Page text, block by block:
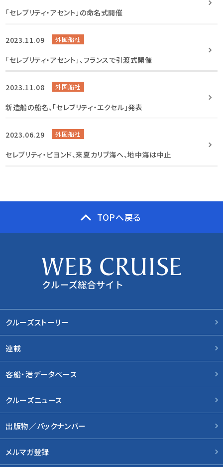
「セレブリティ・アセント」の命名式開催
2023.11.09 外国船社
「セレブリティ・アセント」、フランスで引渡式開催
2023.11.08 外国船社
新造船の船名、「セレブリティ・エクセル」発表
2023.06.29 外国船社
セレブリティ・ビヨンド、来夏カリブ海へ、地中海は中止
TOPへ戻る
クルーズストーリー
連載
客船・港データベース
クルーズニュース
出版物／バックナンバー
メルマガ登録